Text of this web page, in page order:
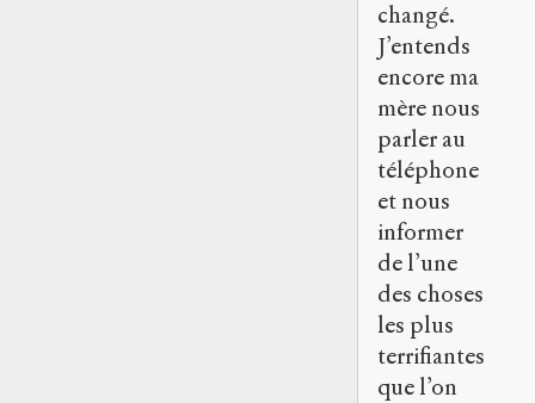
changé.
J’entends
encore ma
mère nous
parler au
téléphone
et nous
informer
de l’une
des choses
les plus
terrifiantes
que l’on